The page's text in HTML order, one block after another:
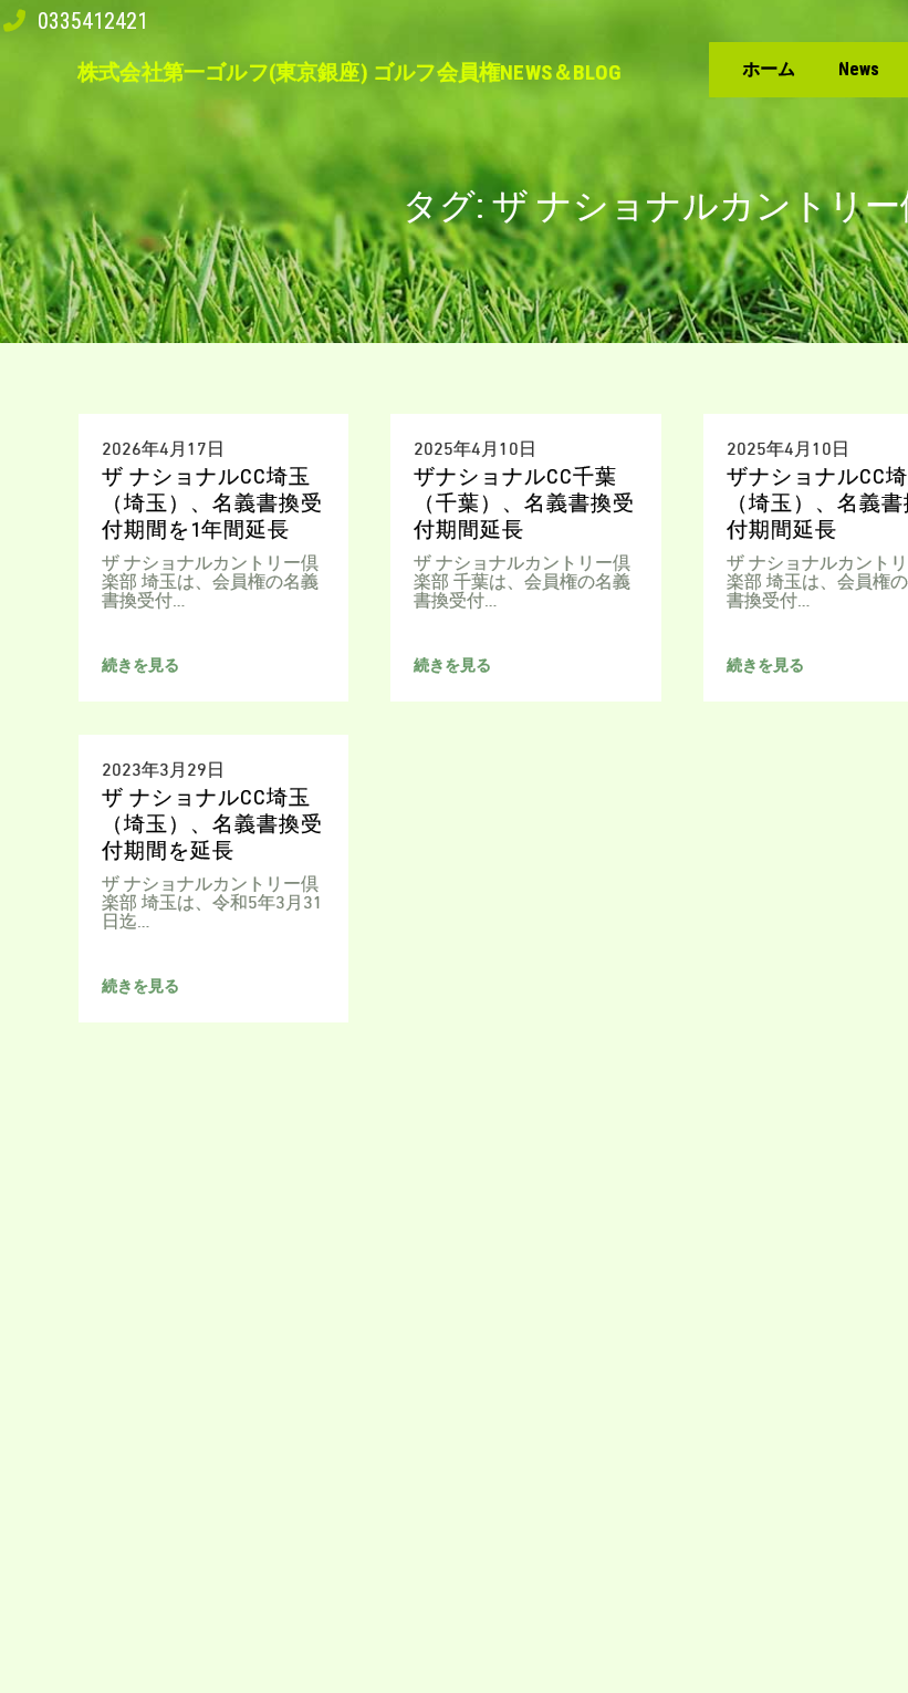
Skip 0335412421
株式会社第一ゴルフ(東京銀座) ゴルフ会員権NEWS＆BLOG ホーム News
タグ: ザ ナショナルカントリー
2026年4月17日
ザ ナショナルCC埼玉
（埼玉）、名義書換受
付期間を1年間延長
ザ ナショナルカントリー倶
楽部 埼玉は、会員権の名義
書換受付…
続きを見る
2025年4月10日
ザナショナルCC千葉
（千葉）、名義書換受
付期間延長
ザ ナショナルカントリー倶
楽部 千葉は、会員権の名義
書換受付…
続きを見る
2025年4月10日
ザナショナルCC
（埼玉）、名義
付期間延長
ザ ナショナルカント
楽部 埼玉は、会員権
書換受付…
続きを見る
2023年3月29日
ザ ナショナルCC埼玉
（埼玉）、名義書換受
付期間を延長
ザ ナショナルカントリー倶
楽部 埼玉は、令和5年3月31
日迄…
続きを見る